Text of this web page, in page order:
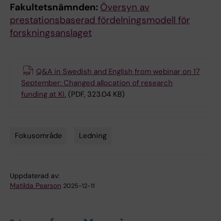
Fakultetsnämnden: Översyn av
prestationsbaserad fördelningsmodell för
forskningsanslaget
Q&A in Swedish and English from webinar on 17
September: Changed allocation of research
funding at KI. (PDF, 323.04 KB)
Fokusområde Ledning
Uppdaterad av:
Matilda Pearson 2025-12-11